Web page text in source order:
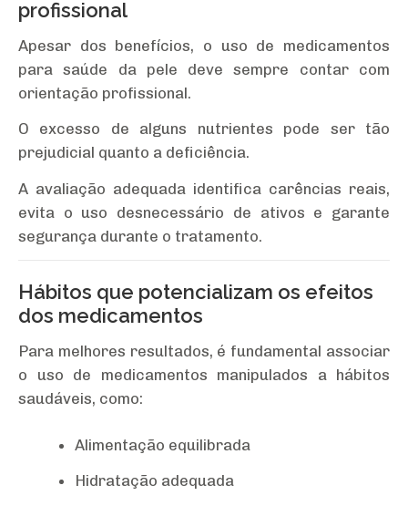
profissional
Apesar dos benefícios, o uso de medicamentos
para saúde da pele deve sempre contar com
orientação profissional.
O excesso de alguns nutrientes pode ser tão
prejudicial quanto a deficiência.
A avaliação adequada identifica carências reais,
evita o uso desnecessário de ativos e garante
segurança durante o tratamento.
Hábitos que potencializam os efeitos
dos medicamentos
Para melhores resultados, é fundamental associar
o uso de medicamentos manipulados a hábitos
saudáveis, como:
Alimentação equilibrada
Hidratação adequada